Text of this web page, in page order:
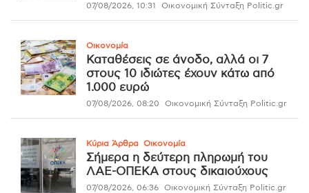
07/08/2026, 10:31 Οικονομική Σύνταξη Politic.gr
Οικονομία
Καταθέσεις σε άνοδο, αλλά οι 7
στους 10 ιδιώτες έχουν κάτω από
1.000 ευρώ
07/08/2026, 08:20 Οικονομική Σύνταξη Politic.gr
Κύρια Άρθρα Οικονομία
Σήμερα η δεύτερη πληρωμή του
ΛΑΕ-ΟΠΕΚΑ στους δικαιούχους
07/08/2026, 06:36 Οικονομική Σύνταξη Politic.gr